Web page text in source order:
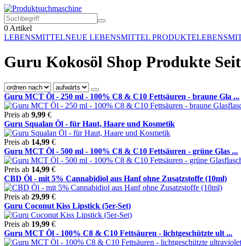
0 Artikel
LEBENSMITTELNEUE LEBENSMITTEL PRODUKTE
Guru Kokosöl Shop Produkte
Guru MCT Öl - 250 ml - 100% C8 & C10 Fettsäuren - braune Gla ...
Preis ab 9,99 €
Guru Squalan Öl - für Haut, Haare und Kosmetik
Preis ab 14,99 €
Guru MCT Öl - 500 ml - 100% C8 & C10 Fettsäuren - grüne Glas ...
Preis ab 14,99 €
CBD Öl - mit 5% Cannabidiol aus Hanf ohne Zusatzstoffe (10ml)
Preis ab 29,99 €
Guru Coconut Kiss Lipstick (5er-Set)
Preis ab 19,99 €
Guru MCT Öl - 100% C8 & C10 Fettsäuren - lichtgeschützte ult ...